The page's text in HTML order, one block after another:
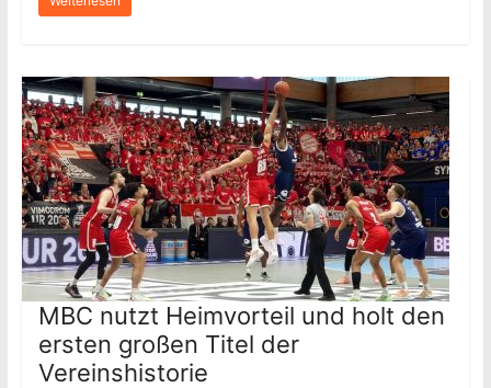
MBC nutzt Heimvorteil und holt den
ersten großen Titel der
Vereinshistorie